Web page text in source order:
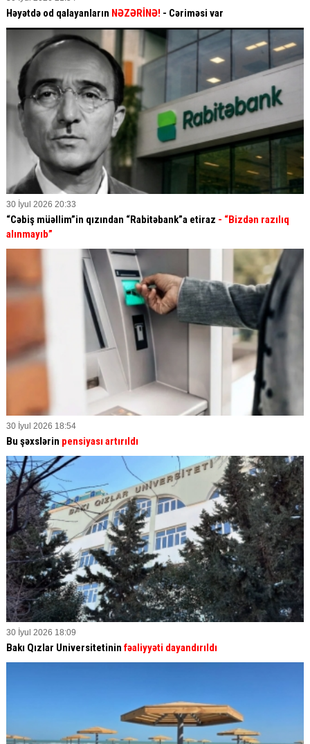
Həyətdə od qalayanların NƏZƏRİNƏ! - Cəriməsi var
30 İyul 2026 20:33
“Cəbiş müəllim”in qızından “Rabitəbank”a etiraz - “Bizdən razılıq
alınmayıb”
30 İyul 2026 18:54
Bu şəxslərin pensiyası artırıldı
30 İyul 2026 18:09
Bakı Qızlar Universitetinin fəaliyyəti dayandırıldı